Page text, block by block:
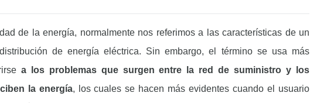
de la energía, normalmente nos referimos a las características de un
de energía eléctrica. Sin embargo, el término se usa más
a los problemas que surgen entre la red de suministro y los
la energía, los cuales se hacen más evidentes cuando el usuario